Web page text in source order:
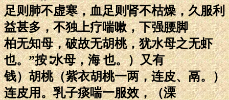
足则肺不虚寒，血足则肾不枯燥，久服利
益甚多，不独上疗喘嗽，下强腰脚
柏无知母，破故无胡桃，犹水母之无虾
也。”按∶水母，海 也。）又有
钱）胡桃（紫衣胡桃一两，连皮、鬲。）
连皮用。乳子痰喘一服效，（溧